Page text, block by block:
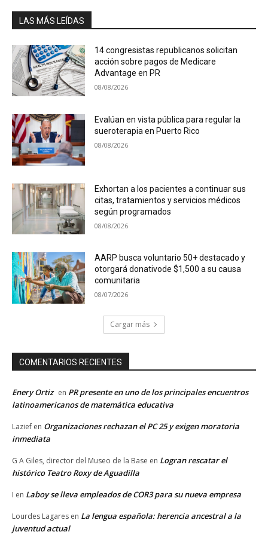
LAS MÁS LEÍDAS
14 congresistas republicanos solicitan
acción sobre pagos de Medicare
Advantage en PR
08/08/2026
Evalúan en vista pública para regular la
sueroterapia en Puerto Rico
08/08/2026
Exhortan a los pacientes a continuar sus
citas, tratamientos y servicios médicos
según programados
08/08/2026
AARP busca voluntario 50+ destacado y
otorgará donativode $1,500 a su causa
comunitaria
08/07/2026
Cargar más
COMENTARIOS RECIENTES
Enery Ortiz en PR presente en uno de los principales encuentros
latinoamericanos de matemática educativa
Lazief en Organizaciones rechazan el PC 25 y exigen moratoria
inmediata
G A Giles, director del Museo de la Base en Logran rescatar el
histórico Teatro Roxy de Aguadilla
I en Laboy se lleva empleados de COR3 para su nueva empresa
Lourdes Lagares en La lengua española: herencia ancestral a la
juventud actual